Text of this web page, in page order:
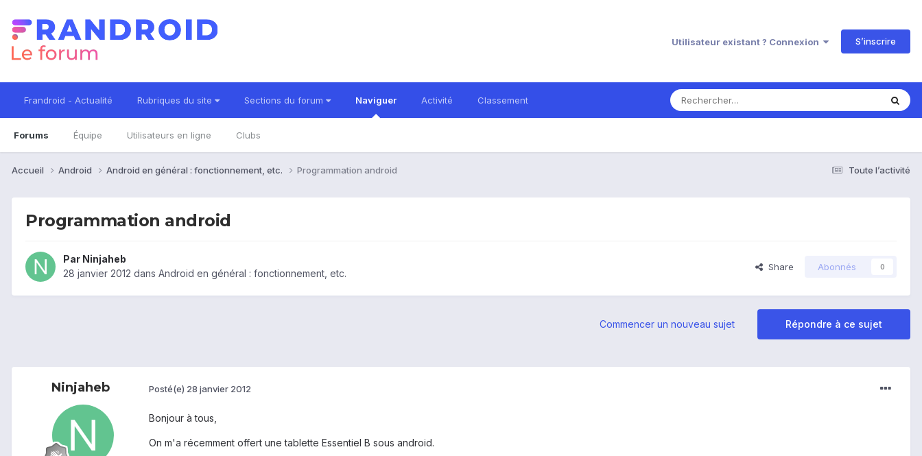
Utilisateur existant ? Connexion S’inscrire
Frandroid - Actualité Rubriques du site Sections du forum Naviguer
Forums Équipe Utilisateurs en ligne Clubs
Activité Classement
Toute l’activité
Accueil Android Android en général : fonctionnement, etc. Programmation android
Programmation android
Par Ninjaheb
28 janvier 2012 dans Android en général : fonctionnement, etc.
Share Abonnés 0
Répondre à ce sujet
Commencer un nouveau sujet
Ninjaheb Posté(e) 28 janvier 2012
Bonjour à tous,
On m'a récemment offert une tablette Essentiel B sous android.